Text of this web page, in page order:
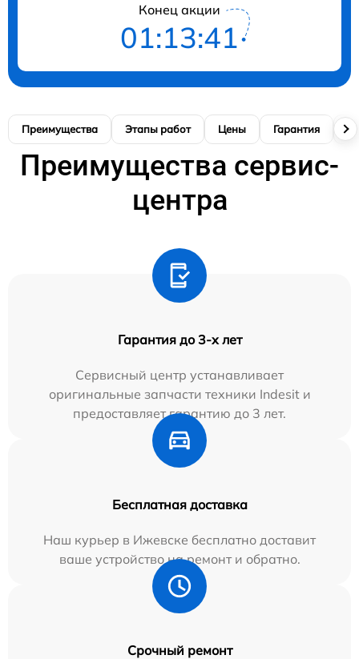
Конец акции
01:13:40
Преимущества Этапы работ Цены Гарантия
Преимущества сервис-
центра
Гарантия до 3-х лет
Сервисный центр устанавливает
оригинальные запчасти техники Indesit и
предоставляет гарантию до 3 лет.
Бесплатная доставка
Наш курьер в Ижевске бесплатно доставит
ваше устройство на ремонт и обратно.
Срочный ремонт